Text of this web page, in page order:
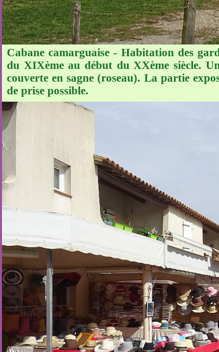
Cabane camarguaise - Habitation des
du XIXème au début du XXème siècle.
couverte en sagne (roseau). La partie
de prise possible.